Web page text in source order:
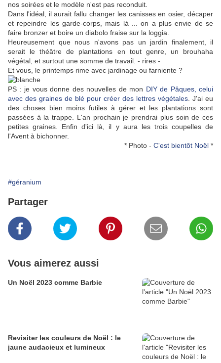
nos soirées et le modèle n'est pas reconduit.
Dans l'idéal, il aurait fallu changer les canisses en osier, décaper
et repeindre les garde-corps, mais là ... on a plus envie de se
faire bronzer et boire un diabolo fraise sur la loggia.
Heureusement que nous n'avons pas un jardin finalement, il
serait le théâtre de plantations en tout genre, un brouhaha
végétal, et surtout une somme de travail. - rires -
Et vous, le printemps rime avec jardinage ou farniente ?
PS : je vous donne des nouvelles de mon DIY de Pâques, celui
avec des graines de blé pour créer des lettres végétales . J'ai eu
des choses bien moins futiles à gérer et les plantations sont
passées à la trappe. L'an prochain je prendrai plus soin de ces
petites graines. Enfin d'ici là, il y aura les trois coupelles de
l'Avent à bichonner.
* Photo - C'est bientôt Noël *
#géranium
Partager
Vous aimerez aussi
Un Noël 2023 comme Barbie
Revisiter les couleurs de Noël : le
jaune audacieux et lumineux